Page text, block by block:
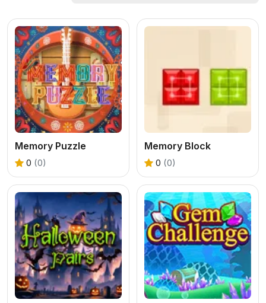
Memory Puzzle
0 (0)
Memory Block
0 (0)